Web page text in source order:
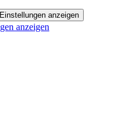
Einstellungen anzeigen
anzeigen